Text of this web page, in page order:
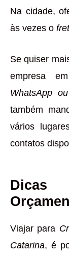
Na cidade,
às vezes o
Se quiser
empresa
WhatsApp
também
vários
contatos
Dicas
Viajar para
Catarina, é